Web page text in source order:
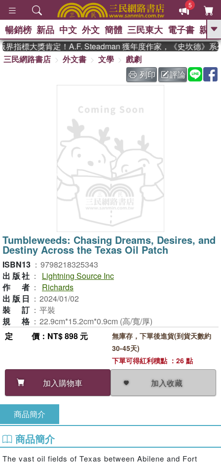
5
GO
熱搜： 東野圭吾
、 如果歷史是一群喵 、 暑期
國際布克獎 臺灣漫遊錄 、 方
暢銷榜 新品 中文 外文 簡體 三民東大 電子書 親子
指標大獎肯定！A.F. Steadman 獲年度作家，《史坎德》系
三民網路書店
外文書 文學
戲劇
列印
評論
Tumbleweeds: Chasing Dreams, Desires, and
Destiny Across the Texas Oil Patch
ISBN13 ： 9798218325343
出版社 ：
Lightning Source Inc
作者 ：
Richards
出版日 ： 2024/01/02
裝訂 ： 平裝
規格 ： 22.9cm*15.2cm*0.9cm (高/寬/厚)
定價 ：NT$ 898 元
加入購物車 加入收藏
無庫存，下單後進貨(到貨天數約
30-45天)
下單可得紅利積點 ：26 點
商品簡介
商品簡介
The vast oil fields of Texas between Abilene and Fort